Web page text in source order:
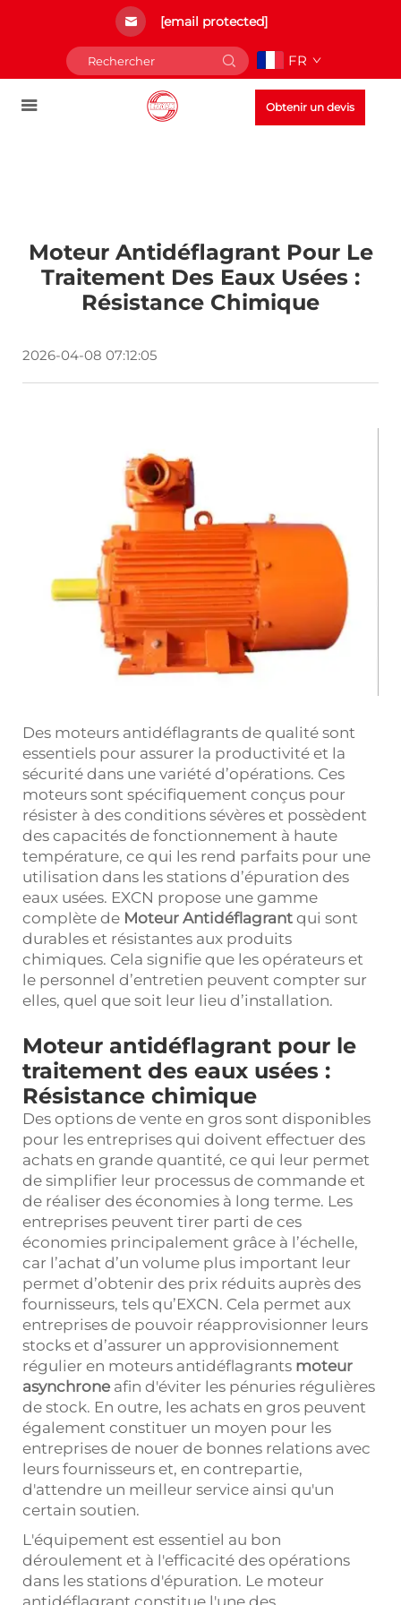
[email protected]
FR
Obtenir un devis
Moteur Antidéflagrant Pour Le
Traitement Des Eaux Usées :
Résistance Chimique
2026-04-08 07:12:05
Des moteurs antidéflagrants de qualité sont
essentiels pour assurer la productivité et la
sécurité dans une variété d’opérations. Ces
moteurs sont spécifiquement conçus pour
résister à des conditions sévères et possèdent
des capacités de fonctionnement à haute
température, ce qui les rend parfaits pour une
utilisation dans les stations d’épuration des
eaux usées. EXCN propose une gamme
complète de Moteur Antidéflagrant qui sont
durables et résistantes aux produits
chimiques. Cela signifie que les opérateurs et
le personnel d’entretien peuvent compter sur
elles, quel que soit leur lieu d’installation.
Moteur antidéflagrant pour le
traitement des eaux usées :
Résistance chimique
Des options de vente en gros sont disponibles
pour les entreprises qui doivent effectuer des
achats en grande quantité, ce qui leur permet
de simplifier leur processus de commande et
de réaliser des économies à long terme. Les
entreprises peuvent tirer parti de ces
économies principalement grâce à l’échelle,
car l’achat d’un volume plus important leur
permet d’obtenir des prix réduits auprès des
fournisseurs, tels qu’EXCN. Cela permet aux
entreprises de pouvoir réapprovisionner leurs
stocks et d’assurer un approvisionnement
régulier en moteurs antidéflagrants moteur
asynchrone afin d'éviter les pénuries régulières
de stock. En outre, les achats en gros peuvent
également constituer un moyen pour les
entreprises de nouer de bonnes relations avec
leurs fournisseurs et, en contrepartie,
d'attendre un meilleur service ainsi qu'un
certain soutien.
L'équipement est essentiel au bon
déroulement et à l'efficacité des opérations
dans les stations d'épuration. Le moteur
antidéflagrant constitue l'une des